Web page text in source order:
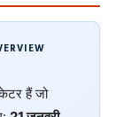
हैं जो